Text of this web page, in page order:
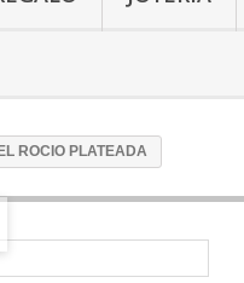
ROCIO PLATEADA